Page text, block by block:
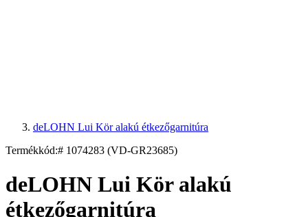
deLOHN Lui Kör alakú étkezőgarnitúra
Termékkód:# 1074283 (VD-GR23685)
deLOHN Lui Kör alakú
étkezőgarnitúra